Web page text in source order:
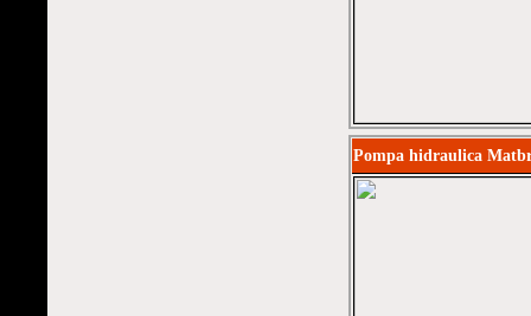
Pompa hidraulica